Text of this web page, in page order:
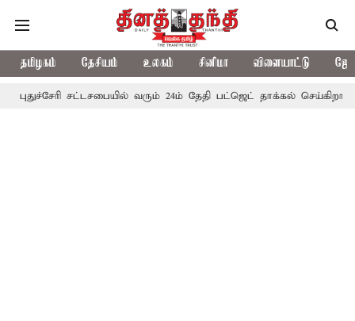
தமிழகம் தேசியம் உலகம் சினிமா விளையாட்டு
சட்டசபையில் வரும் 24ம் தேதி பட்ஜெட் தாக்கல் செய்கிறார் முதல்-